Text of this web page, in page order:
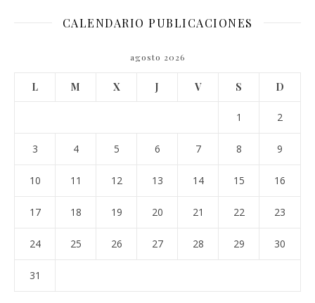
CALENDARIO PUBLICACIONES
agosto 2026
L M X J V S D
1 2
3 4 5 6 7 8 9
10 11 12 13 14 15 16
17 18 19 20 21 22 23
24 25 26 27 28 29 30
31